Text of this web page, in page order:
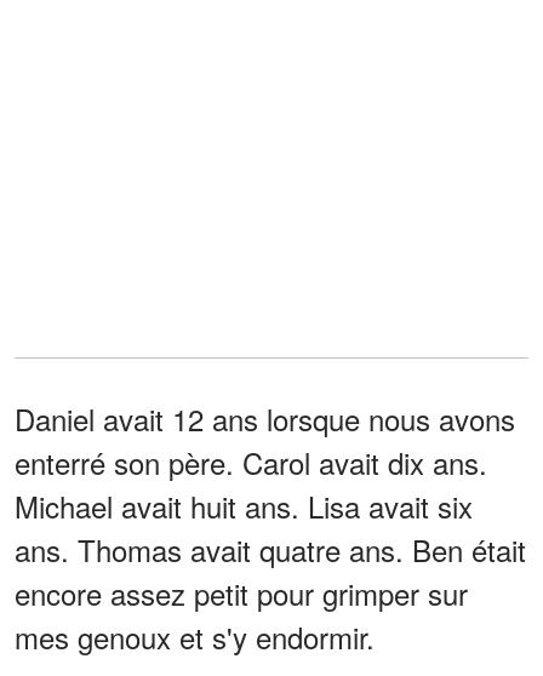
Daniel avait 12 ans lorsque nous avons
enterré son père. Carol avait dix ans.
Michael avait huit ans. Lisa avait six
ans. Thomas avait quatre ans. Ben était
encore assez petit pour grimper sur
mes genoux et s'y endormir.